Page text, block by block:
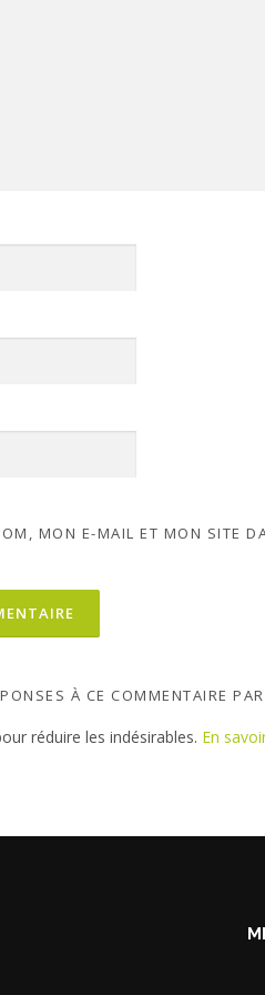
MON E-MAIL ET MON SITE
À CE COMMENTAIRE
réduire les indésirables. En